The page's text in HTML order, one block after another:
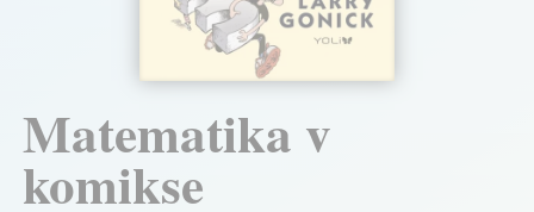
Matematika v
komikse